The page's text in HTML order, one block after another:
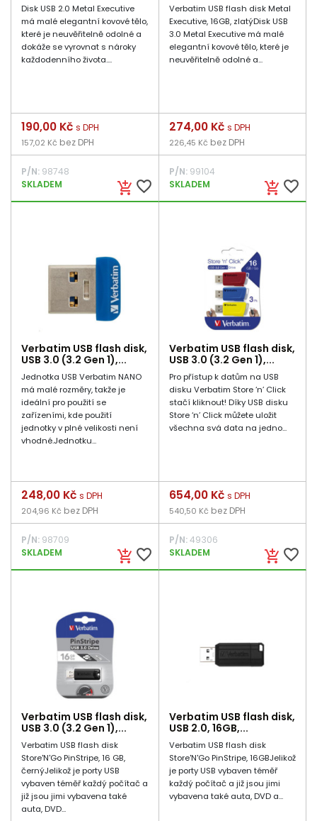
Disk USB 2.0 Metal Executive
má malé elegantní kovové tělo,
které je neuvěřitelně odolné a
dokáže se vyrovnat s nároky
každodenního života....
add_shopping_cart favorite_border
Cena
190,00 Kč s DPH
157,02 Kč bez DPH
P/N: 98748
SKLADEM
Verbatim USB flash disk Metal
Executive, 16GB, zlatýDisk USB
3.0 Metal Executive má malé
elegantní kovové tělo, které je
neuvěřitelně odolné a...
add_shopping_cart favorite_border
Cena
274,00 Kč s DPH
226,45 Kč bez DPH
P/N:99104
SKLADEM
Verbatim USB flash disk,
USB 3.0 (3.2 Gen 1),...
Jednotka USB Verbatim NANO
má malé rozměry, takže je
ideální pro použití se
zařízeními, kde použití
jednotky v plné velikosti není
vhodné.Jednotku...
add_shopping_cart favorite_border
Cena
248,00 Kč s DPH
204,96 Kč bez DPH
P/N: 98709
SKLADEM
Verbatim USB flash disk,
USB 3.0 (3.2 Gen 1),...
Pro přístup k datům na USB
disku Verbatim Store ‘n’ Click
stačí kliknout! Díky USB disku
Store ‘n’ Click můžete uložit
všechna svá data na jedno...
add_shopping_cart favorite_border
Cena
654,00 Kč s DPH
540,50 Kč bez DPH
P/N:49306
SKLADEM
Verbatim USB flash disk,
USB 3.0 (3.2 Gen 1),...
Verbatim USB flash disk
Store'N'Go PinStripe, 16 GB,
černýJelikož je porty USB
vybaven téměř každý počítač a
již jsou jimi vybavena také
auta, DVD...
Verbatim USB flash disk,
USB 2.0, 16GB,...
Verbatim USB flash disk
Store'N'Go PinStripe, 16GBJelikož
je porty USB vybaven téměř
každý počítač a již jsou jimi
vybavena také auta, DVD a...